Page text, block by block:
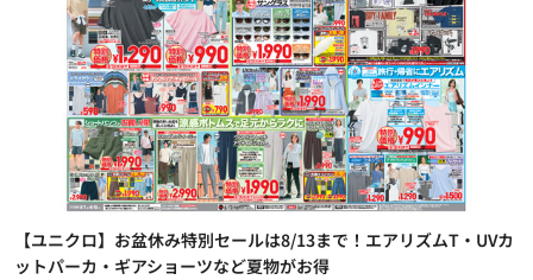
【ユニクロ】お盆休み特別セールは8/13まで！エアリズムT・UVカ
ットパーカ・ギアショーツなど夏物がお得